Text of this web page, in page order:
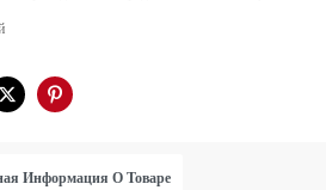
Информация О Товаре